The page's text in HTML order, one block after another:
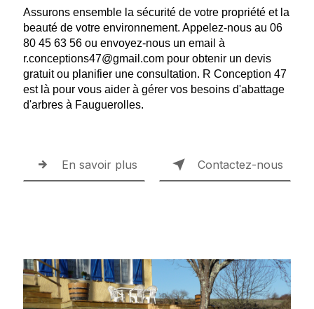
Assurons ensemble la sécurité de votre propriété et la
beauté de votre environnement. Appelez-nous au 06
80 45 63 56 ou envoyez-nous un email à
r.conceptions47@gmail.com pour obtenir un devis
gratuit ou planifier une consultation. R Conception 47
est là pour vous aider à gérer vos besoins d'abattage
d'arbres à Fauguerolles.
En savoir plus Contactez-nous